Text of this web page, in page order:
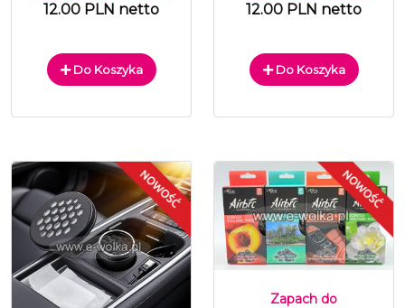
12.00 PLN netto
Do Koszyka
12.00 PLN netto
Do Koszyka
Zapach do